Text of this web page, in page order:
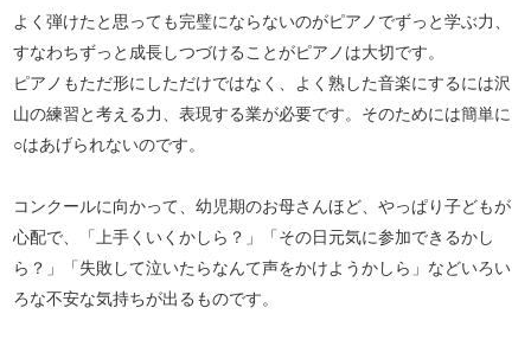
よく弾けたと思っても完璧にならないのがピアノでずっと学ぶ力、
すなわちずっと成長しつづけることがピアノは大切です。
ピアノもただ形にしただけではなく、よく熟した音楽にするには沢
山の練習と考える力、表現する業が必要です。そのためには簡単に
○はあげられないのです。
コンクールに向かって、幼児期のお母さんほど、やっぱり子どもが
心配で、「上手くいくかしら？」「その日元気に参加できるかし
ら？」「失敗して泣いたらなんて声をかけようかしら」などいろい
ろな不安な気持ちが出るものです。